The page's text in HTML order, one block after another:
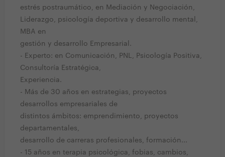
estrés postraumático, en Mediación y Negociación,
Liderazgo, psicología deportiva y desarrollo mental,
MBA en
gestión y desarrollo Empresarial.
- Experto: en Comunicación, PNL, Psicología Positiva,
Consultoría Estratégica,
Experiencia.
- Más de 30 años en estrategias, proyectos
desarrollos empresariales de
distintos ámbitos: emprendimiento, proyectos
departamentales,
desarrollo de carreras profesionales, formación...
- 15 años en terapia psicológica, fobias, cambios,